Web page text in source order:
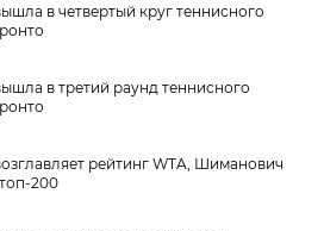
в четвертый круг теннисного
в третий раунд теннисного
рейтинг WTA, Шиманович
200